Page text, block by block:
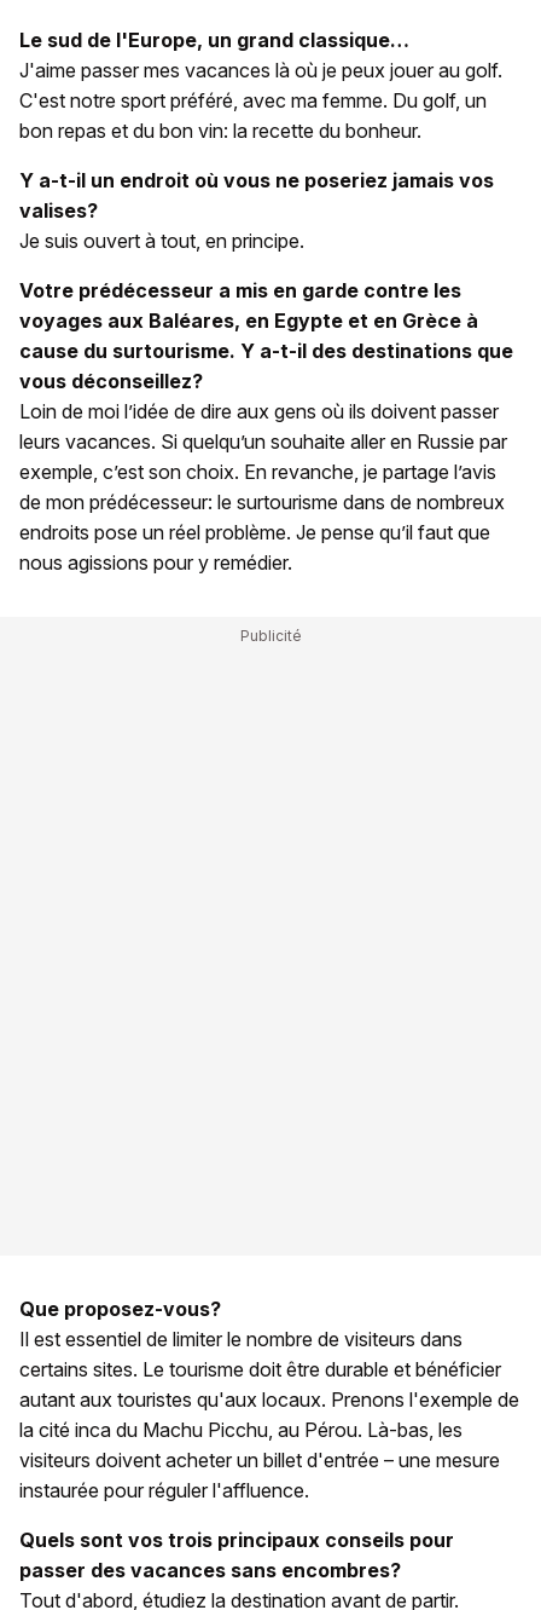
Le sud de l'Europe, un grand classique…
J'aime passer mes vacances là où je peux jouer au golf.
C'est notre sport préféré, avec ma femme. Du golf, un
bon repas et du bon vin: la recette du bonheur.
Y a-t-il un endroit où vous ne poseriez jamais vos
valises?
Je suis ouvert à tout, en principe.
Votre prédécesseur a mis en garde contre les
voyages aux Baléares, en Egypte et en Grèce à
cause du surtourisme. Y a-t-il des destinations que
vous déconseillez?
Loin de moi l’idée de dire aux gens où ils doivent passer
leurs vacances. Si quelqu’un souhaite aller en Russie par
exemple, c’est son choix. En revanche, je partage l’avis
de mon prédécesseur: le surtourisme dans de nombreux
endroits pose un réel problème. Je pense qu’il faut que
nous agissions pour y remédier.
Que proposez-vous?
Il est essentiel de limiter le nombre de visiteurs dans
certains sites. Le tourisme doit être durable et bénéficier
autant aux touristes qu'aux locaux. Prenons l'exemple de
la cité inca du Machu Picchu, au Pérou. Là-bas, les
visiteurs doivent acheter un billet d'entrée – une mesure
instaurée pour réguler l'affluence.
Quels sont vos trois principaux conseils pour
passer des vacances sans encombres?
Tout d'abord, étudiez la destination avant de partir.